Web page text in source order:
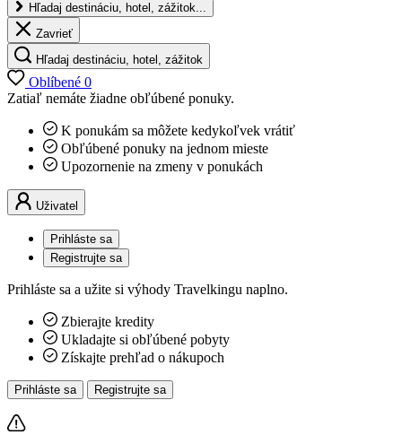
Hľadaj destináciu, hotel, zážitok...
Zavrieť
Hľadaj destináciu, hotel, zážitok
Oblíbené 0
Zatiaľ nemáte žiadne obľúbené ponuky.
K ponukám sa môžete kedykoľvek vrátiť
Obľúbené ponuky na jednom mieste
Upozornenie na zmeny v ponukách
Uživatel
Prihláste sa
Registrujte sa
Prihláste sa a užite si výhody Travelkingu naplno.
Zbierajte kredity
Ukladajte si obľúbené pobyty
Získajte prehľad o nákupoch
Prihláste sa Registrujte sa